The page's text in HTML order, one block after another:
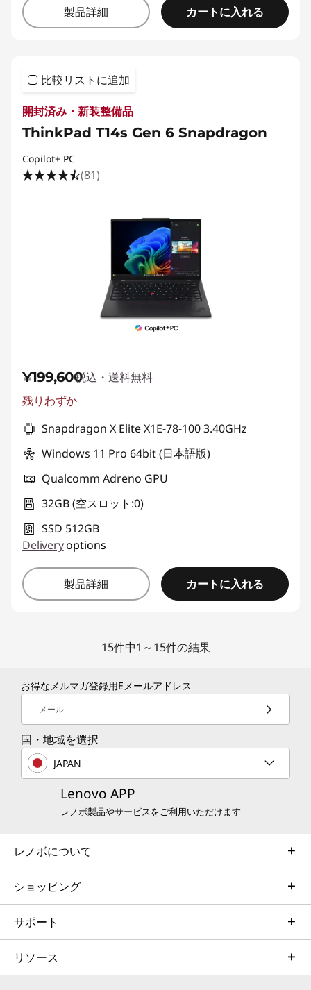
製品詳細 カートに入れる
比較リストに追加
開封済み・新装整備品
ThinkPad T14s Gen 6 Snapdragon
Copilot+ PC
(81)
¥199,600税込・送料無料
残りわずか
Snapdragon X Elite X1E-78-100 3.40GHz
Windows 11 Pro 64bit (日本語版)
Qualcomm Adreno GPU
32GB (空スロット:0)
SSD 512GB
Deliveryoptions
製品詳細 カートに入れる
15件中1～15件の結果
お得なメルマガ登録用Eメールアドレス
メール
国・地域を選択
JAPAN
Lenovo APP
レノボ製品やサービスをご利用いただけます
レノボについて
ショッピング
サポート
リソース